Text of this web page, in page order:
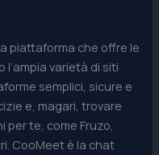
piattaforma che offre le
varietà di siti
semplici, sicure e
e, magari, trovare
per te, come Fruzo,
CooMeet è la chat